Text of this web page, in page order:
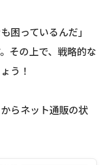
困っているんだ」
その上で、戦略的な
う！
らネット通販の状